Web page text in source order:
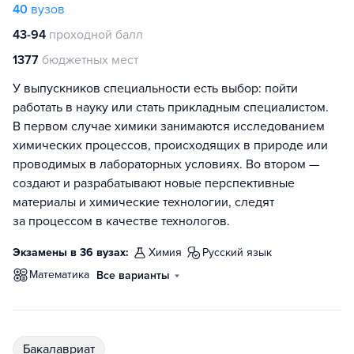
40 вузов
43-94 проходной балл
1377 бюджетных мест
У выпускников специальности есть выбор: пойти
работать в науку или стать прикладным специалистом.
В первом случае химики занимаются исследованием
химических процессов, происходящих в природе или
проводимых в лабораторных условиях. Во втором —
создают и разрабатывают новые перспективные
материалы и химические технологии, следят
за процессом в качестве технологов.
Экзамены в 36 вузах: химия
русский язык
математика Все варианты
бакалавриат